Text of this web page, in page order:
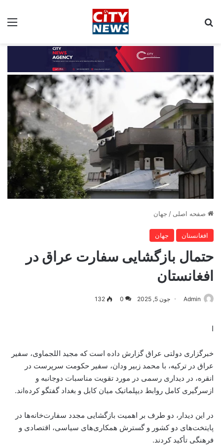
صفحه اصلی / جهان
افغانستان جهان
حتمال بازگشایی سفارت عراق در
افغانستان
Admin جون 5, 2025 0
132
ا
خبرگزاری دولتی عراق گزارش داده است که مجید اللجماوی، سفیر
عراق در ترکیه، با محمد زبیر ودان، سفیر حکومت سرپرست در
انقره، در دیداری رسمی در مورد تقویت مناسبات دوجانبه و
ازسرگیری کامل روابط دیپلماتیک میان کابل و بغداد گفتگو کرده‌اند.
در این دیدار، دو طرف بر اهمیت بازگشایی مجدد سفارت‌خانه‌ها در
پایتخت‌های دو کشور و گسترش همکاری‌های سیاسی، اقتصادی و
فرهنگی تأکید کردند.